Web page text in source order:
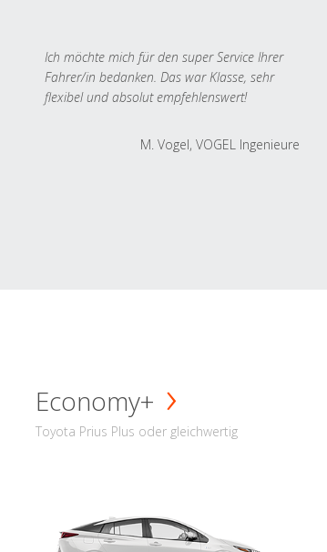
Ich möchte mich für den super Service Ihrer
Fahrer/in bedanken. Das war Klasse, sehr
flexibel und absolut empfehlenswert!
M. Vogel, VOGEL Ingenieure
Economy+
Toyota Prius Plus oder gleichwertig